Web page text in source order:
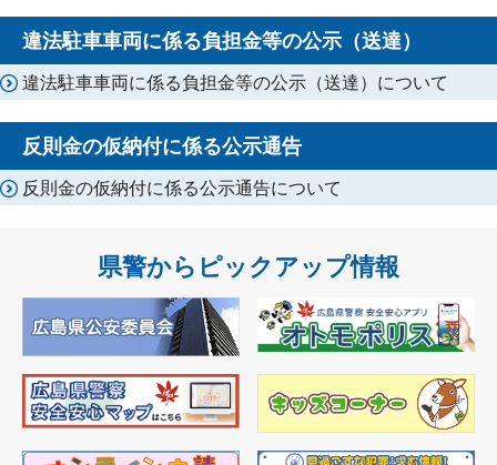
違法駐車車両に係る負担金等の公示（送達）
違法駐車車両に係る負担金等の公示（送達）について
反則金の仮納付に係る公示通告
反則金の仮納付に係る公示通告について
県警からピックアップ情報